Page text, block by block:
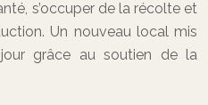
s’occuper de la récolte et
Un nouveau local mis
grâce au soutien de la